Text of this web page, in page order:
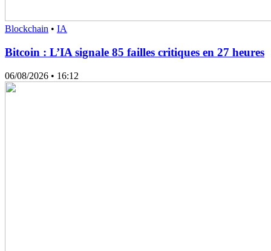
Blockchain • IA
Bitcoin : L’IA signale 85 failles critiques en 27 heures
06/08/2026 • 16:12